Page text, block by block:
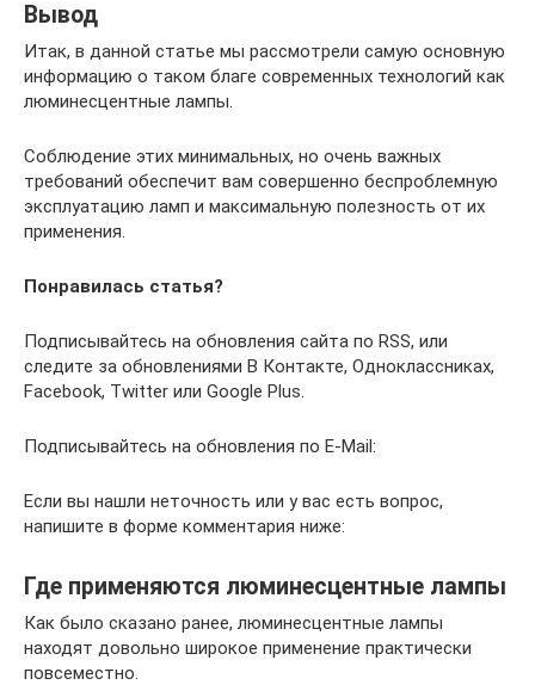
Вывод
Итак, в данной статье мы рассмотрели самую основную
информацию о таком благе современных технологий как
люминесцентные лампы.
Соблюдение этих минимальных, но очень важных
требований обеспечит вам совершенно беспроблемную
эксплуатацию ламп и максимальную полезность от их
применения.
Понравилась статья?
Подписывайтесь на обновления сайта по RSS, или
следите за обновлениями В Контакте, Одноклассниках,
Facebook, Twitter или Google Plus.
Подписывайтесь на обновления по E-Mail:
Если вы нашли неточность или у вас есть вопрос,
напишите в форме комментария ниже:
Где применяются люминесцентные лампы
Как было сказано ранее, люминесцентные лампы
находят довольно широкое применение практически
повсеместно.